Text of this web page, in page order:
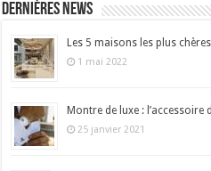
Dernières news
Les 5 maisons les plus
1 mai 2022
Montre de luxe : l’accessoire
25 janvier 2021